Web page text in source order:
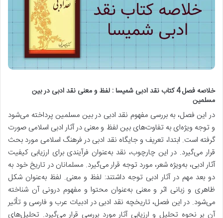
خلاصه فصل 4 کتاب نقد ادبی شمیسا : لفظ و معنی نقد ادبی در بین
مسلمین
در این فصل، به بررسی مفهوم نقد ادبی در بین مسلمین پرداخته می‌شود
و توجه ویژه‌ای به تفاوت‌های بین لفظ و معنی در آثار ادبی اسلامی صورت
گرفته است. ابتدا، تعریف و جایگاه نقد ادبی در فرهنگ اسلامی مورد بحث
قرار می‌گیرد. در این چارچوب، نقد به‌عنوان فرآیندی برای ارزیابی کیفیت
آثار ادبی، به‌ویژه شعر، مورد توجه قرار می‌گیرد. مسلمانان در تاریخ خود به
دو بعد مهم در آثار ادبی توجه داشتند: لفظ و معنی. لفظ به‌عنوان شکل
ظاهری و زبانی اثر و معنی به‌عنوان محتوا و مفهوم درونی آن شناخته
می‌شود. در این فصل، تاریخچه نقد ادبی در ادبیات عرب و فارسی و تأثیر
آن بر نحوه تحلیل و ارزیابی آثار مورد بررسی قرار می‌گیرد. تحلیل‌های